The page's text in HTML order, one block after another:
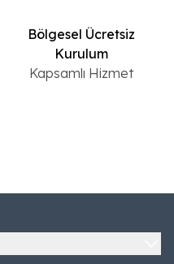
Bölgesel Ücretsiz
Kurulum
Kapsamlı Hizmet